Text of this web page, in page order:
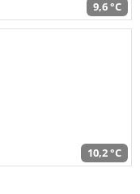
9,6 °C
10,2 °C